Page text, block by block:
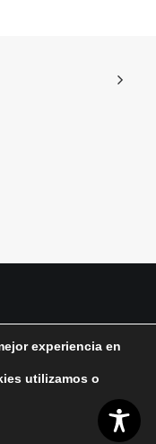
experiencia en
utilizamos o